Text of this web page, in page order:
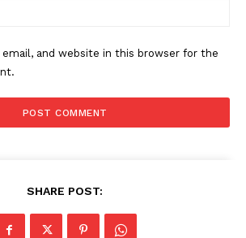
email, and website in this browser for the
SHARE POST: